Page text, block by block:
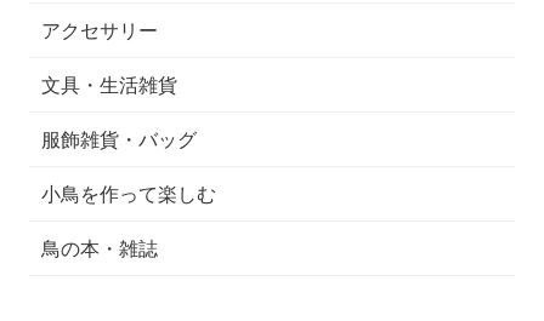
アクセサリー
文具・生活雑貨
服飾雑貨・バッグ
小鳥を作って楽しむ
鳥の本・雑誌